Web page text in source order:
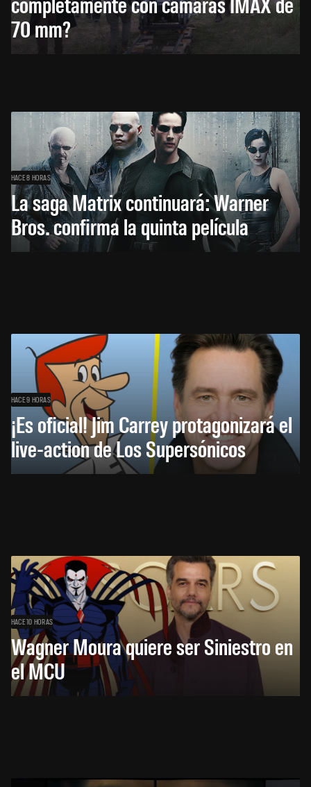
70 mm?
HACE 8 HORAS
La saga Matrix continuará: Warner
Bros. confirma la quinta película
HACE 9 HORAS
¡Es oficial! Jim Carrey protagonizará el
live-action de Los Supersónicos
HACE 10 HORAS
Wagner Moura quiere ser Siniestro en
el MCU